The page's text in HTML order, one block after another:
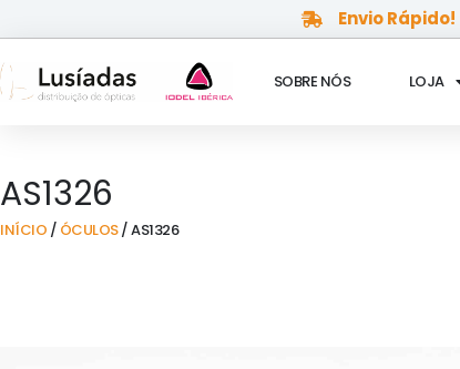
to
content
Envio Rápido!
SOBRE NÓS LOJA
AS1326
INÍCIO / ÓCULOS/ AS1326